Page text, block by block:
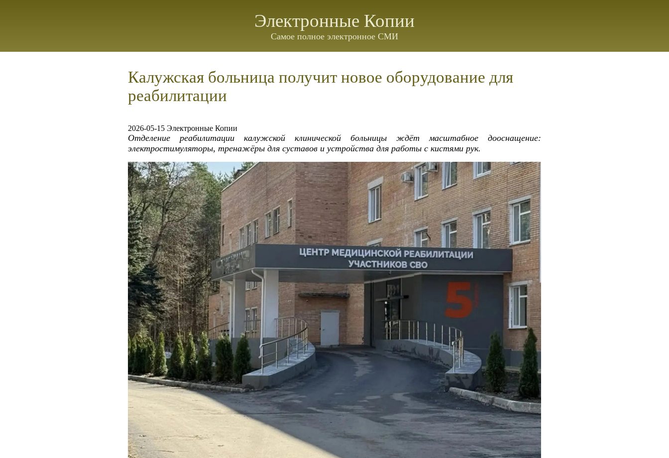
Электронные Копии
Самое полное электронное СМИ
Калужская больница получит новое оборудование для
реабилитации
2026-05-15 Электронные Копии
Отделение реабилитации калужской клинической больницы ждёт масштабное дооснащение:
электростимуляторы, тренажёры для суставов и устройства для работы с кистями рук.